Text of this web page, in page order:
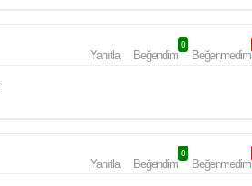
Yanıtla Beğendim
0
Beğenmedim
Yanıtla Beğendim
0
Beğenmedim